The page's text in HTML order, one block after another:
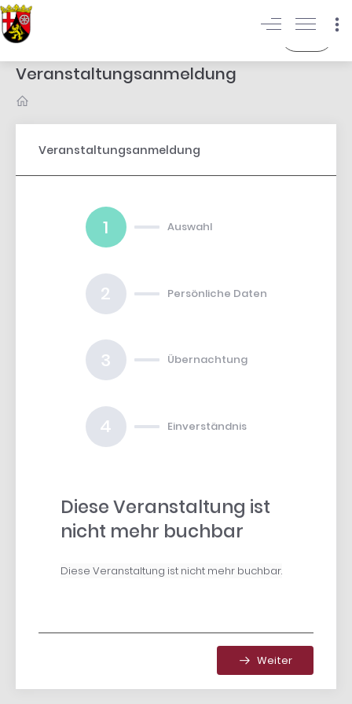
Veranstaltungsanmeldung
Veranstaltungsanmeldung
1 Auswahl
2 Persönliche Daten
3 Übernachtung
4 Einverständnis
Diese Veranstaltung ist
nicht mehr buchbar
Diese Veranstaltung ist nicht mehr buchbar.
Weiter